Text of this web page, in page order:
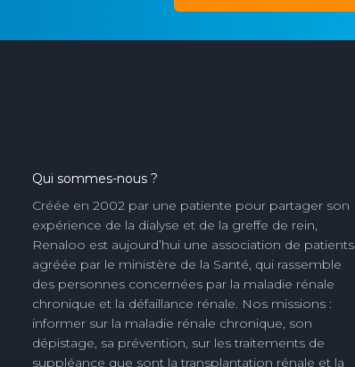
Qui sommes-nous ?
Créée en 2002 par une patiente pour partager son
expérience de la dialyse et de la greffe de rein,
Renaloo est aujourd’hui une association de patients
agréée par le ministère de la Santé, qui rassemble
des personnes concernées par la maladie rénale
chronique et la défaillance rénale. Nos missions :
informer sur la maladie rénale chronique, son
dépistage, sa prévention, sur les traitements de
suppléance que sont la transplantation rénale et la